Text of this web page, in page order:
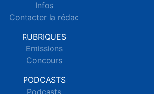
Infos
Contacter la rédac
RUBRIQUES
Emissions
Concours
PODCASTS
Podcasts